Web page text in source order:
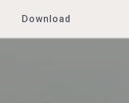
Download